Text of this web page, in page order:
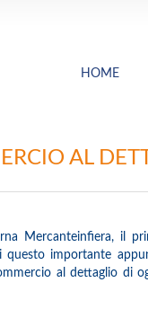
HOME
AL
Mercanteinfiera, il
importante
al dettaglio di